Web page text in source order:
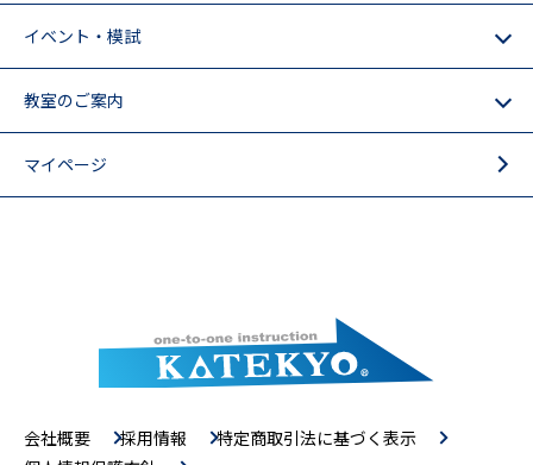
イベント・模試
教室のご案内
マイページ
会社概要 採用情報
特定商取引法に基づく表示